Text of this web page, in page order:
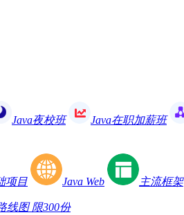
Java夜校班 Java在职加薪班
项目 Java Web 主流框架
线图 限300份